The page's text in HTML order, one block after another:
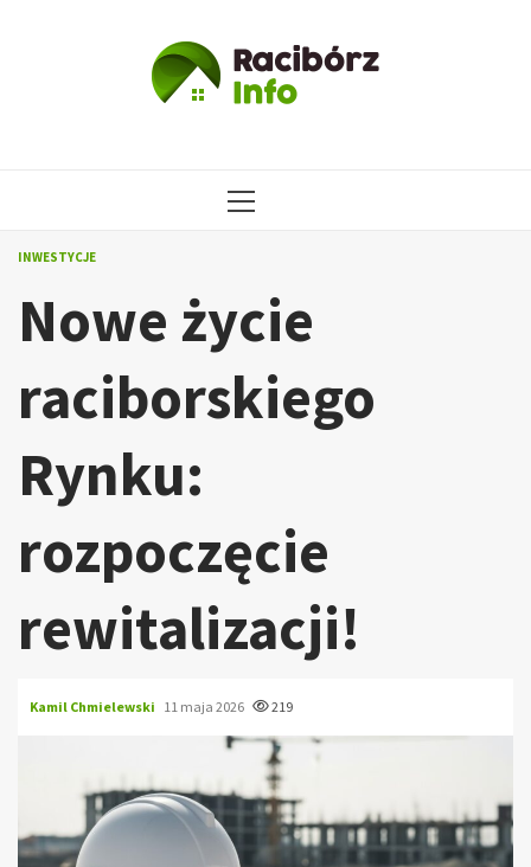
MENU
INWESTYCJE
Nowe życie
raciborskiego
Rynku:
rozpoczęcie
rewitalizacji!
Kamil Chmielewski 11 maja 2026 219